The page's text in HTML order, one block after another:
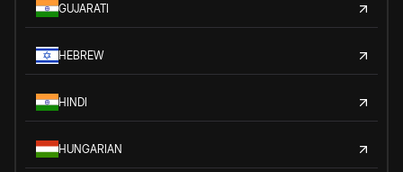
GUJARATI
HEBREW
HINDI
HUNGARIAN